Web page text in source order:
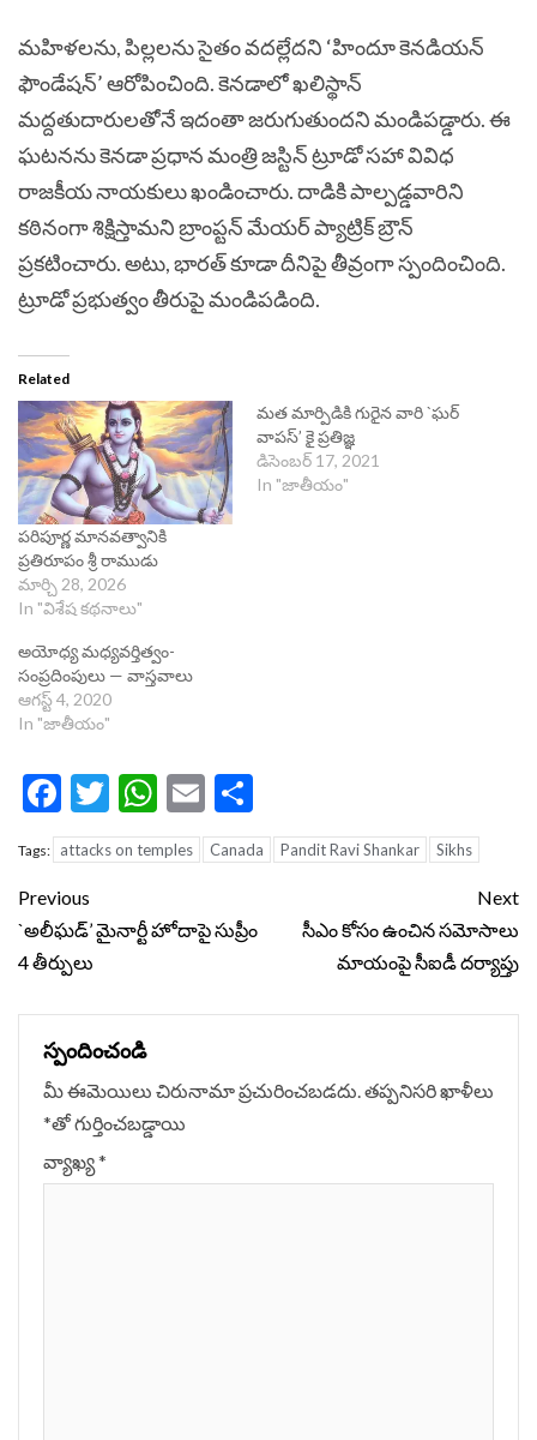
మహిళలను, పిల్లలను సైతం వదల్లేదని ‘హిందూ కెనడియన్‌
ఫౌండేషన్‌’ ఆరోపించింది. కెనడాలో ఖలిస్థాన్‌
మద్దతుదారులతోనే ఇదంతా జరుగుతుందని మండిపడ్డారు. ఈ
ఘటనను కెనడా ప్రధాన మంత్రి జస్టిన్‌ ట్రూడో సహా వివిధ
రాజకీయ నాయకులు ఖండించారు. దాడికి పాల్పడ్డవారిని
కఠినంగా శిక్షిస్తామని బ్రాంప్టన్‌ మేయర్‌ ప్యాట్రిక్‌ బ్రౌన్‌
ప్రకటించారు. అటు, భారత్ కూడా దీనిపై తీవ్రంగా స్పందించింది.
ట్రూడో ప్రభుత్వం తీరుపై మండిపడింది.
Related
పరిపూర్ణ మానవత్వానికి
ప్రతిరూపం శ్రీ రాముడు
మార్చి 28, 2026
In "విశేష కథనాలు"
మత మార్పిడికి గురైన వారి `ఘర్
వాపస్’ కై ప్రతిజ్ఞ
డిసెంబర్ 17, 2021
In "జాతీయం"
అయోధ్య మధ్యవర్తిత్వం-
సంప్రదింపులు — వాస్తవాలు
ఆగస్ట్ 4, 2020
In "జాతీయం"
Facebook
Twitter
WhatsApp
Email
Tags: attacks on temples Canada Pandit Ravi Shankar Sikhs
Continue
Reading
Previous
`అలీఘ‌డ్’ మైనార్టీ హోదాపై సుప్రీం
4 తీర్పులు
Next
సీఎం కోసం ఉంచిన సమోసాలు
మాయంపై సీఐడీ దర్యాప్తు
స్పందించండి
మీ ఈమెయిలు చిరునామా ప్రచురించబడదు. తప్పనిసరి ఖాళీలు
*‌తో గుర్తించబడ్డాయి
వ్యాఖ్య*